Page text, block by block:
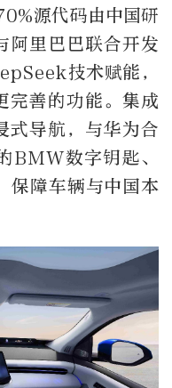
源代码由中国研
阿里巴巴联合开发
技术赋能，
完善的功能。集成
式导航，与华为合
BMW数字钥匙、
障车辆与中国本